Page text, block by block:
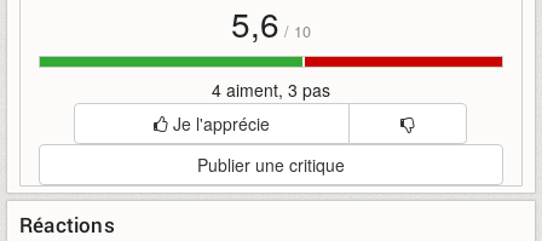
5,6 / 10
4 aiment, 3 pas
Je l'apprécie
Publier une critique
Réactions